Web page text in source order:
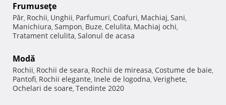
Frumuseţe
Păr, Rochii, Unghii, Parfumuri, Coafuri, Machiaj, Sani,
Manichiura, Sampon, Buze, Celulita, Machiaj ochi,
Tratament celulita, Salonul de acasa
Modă
Rochii, Rochii de seara, Rochii de mireasa, Costume de baie,
Pantofi, Rochii elegante, Inele de logodna, Verighete,
Ochelari de soare, Tendinte 2020